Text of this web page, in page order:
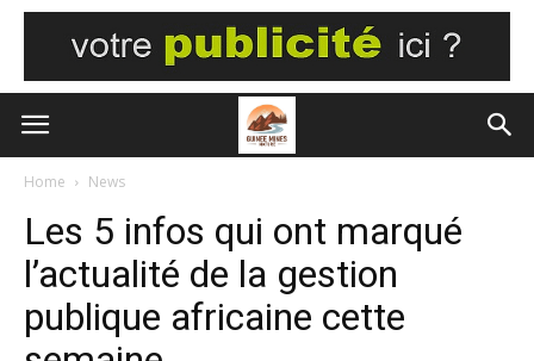
Home News
Les 5 infos qui ont marqué
l’actualité de la gestion
publique africaine cette